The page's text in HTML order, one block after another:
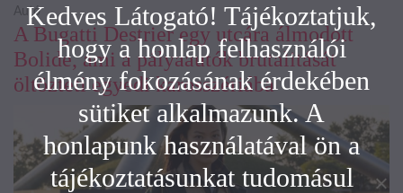
A Bugatti Destrier egy utcára álmodott
Bolide, ami a pályaautók brutalitását
öltözteti egyedi karosszériába
AutóKedves Látogató! Tájékoztatjuk,
hogy a honlap felhasználói
élmény fokozásának érdekében
sütiket alkalmazunk. A
honlapunk használatával ön a
tájékoztatásunkat tudomásul